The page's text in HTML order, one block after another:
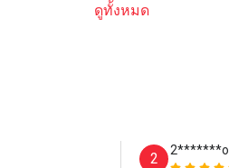
ดูทั้งหมด
2
2*******o